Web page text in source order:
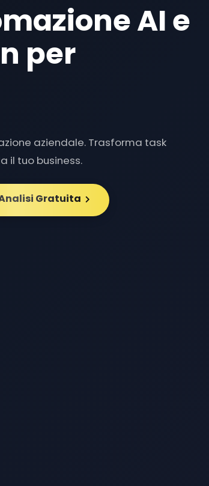
AI e
per
aziendale. Trasforma task
il tuo business.
Gratuita